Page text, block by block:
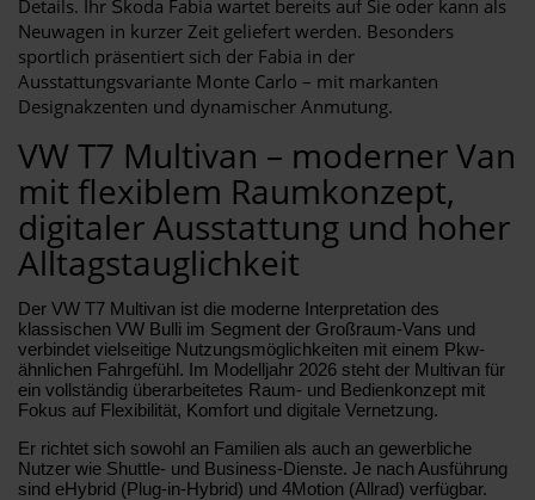
Details. Ihr Škoda Fabia wartet bereits auf Sie oder kann als
Neuwagen in kurzer Zeit geliefert werden. Besonders
sportlich präsentiert sich der Fabia in der
Ausstattungsvariante Monte Carlo – mit markanten
Designakzenten und dynamischer Anmutung.
VW T7 Multivan – moderner Van
mit flexiblem Raumkonzept,
digitaler Ausstattung und hoher
Alltagstauglichkeit
Der VW T7 Multivan ist die moderne Interpretation des
klassischen VW Bulli im Segment der Großraum-Vans und
verbindet vielseitige Nutzungsmöglichkeiten mit einem Pkw-
ähnlichen Fahrgefühl. Im Modelljahr 2026 steht der Multivan für
ein vollständig überarbeitetes Raum- und Bedienkonzept mit
Fokus auf Flexibilität, Komfort und digitale Vernetzung.
Er richtet sich sowohl an Familien als auch an gewerbliche
Nutzer wie Shuttle- und Business-Dienste. Je nach Ausführung
sind eHybrid (Plug-in-Hybrid) und 4Motion (Allrad) verfügbar.